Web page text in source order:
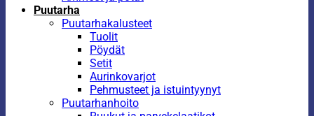
Puutarha
Puutarhakalusteet
Tuolit
Pöydät
Setit
Aurinkovarjot
Pehmusteet ja istuintyynyt
Puutarhanhoito